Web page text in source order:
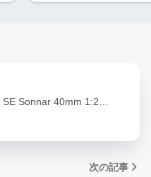
SE Sonnar 40mm 1:2…
次の記事